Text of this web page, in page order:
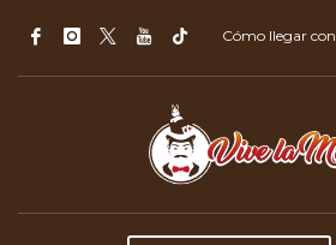
Cómo llegar con